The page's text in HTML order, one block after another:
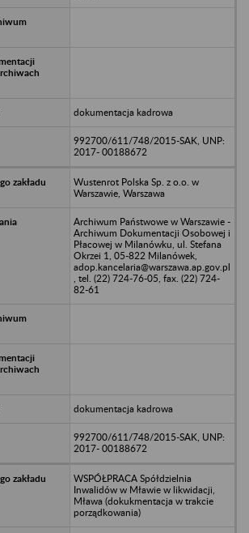
dokumentacja kadrowa
992700/611/748/2015-SAK, UNP:
2017- 00188672
Wustenrot Polska Sp. z o.o. w
Warszawie, Warszawa
Archiwum Państwowe w Warszawie -
Archiwum Dokumentacji Osobowej i
Płacowej w Milanówku, ul. Stefana
Okrzei 1, 05-822 Milanówek,
adop.kancelaria@warszawa.ap.gov.pl
, tel. (22) 724-76-05, fax. (22) 724-
82-61
dokumentacja kadrowa
992700/611/748/2015-SAK, UNP:
2017- 00188672
WSPÓŁPRACA Spółdzielnia
Inwalidów w Mławie w likwidacji,
Mława (dokukmentacja w trakcie
porządkowania)